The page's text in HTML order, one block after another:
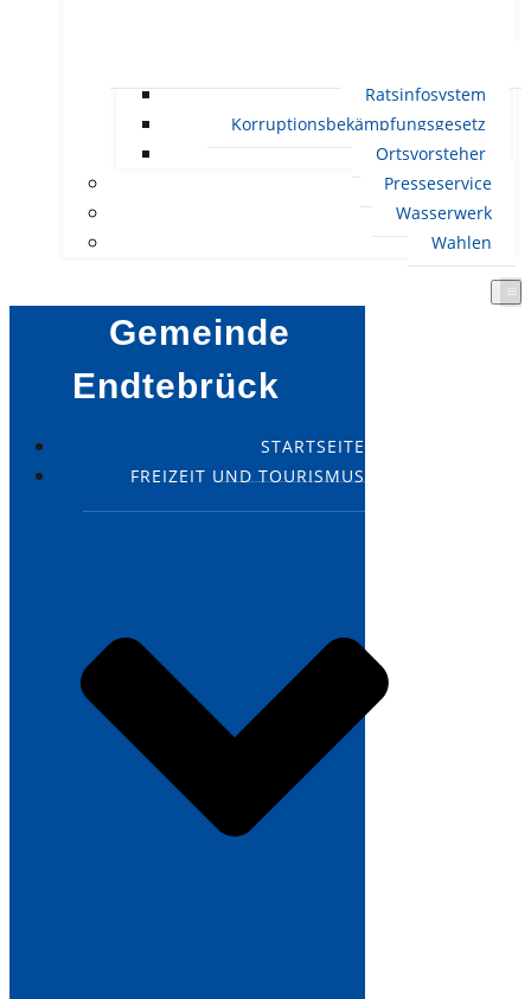
Ratsinfosystem
Korruptionsbekämpfungsgesetz
Ortsvorsteher
Presseservice
Wasserwerk
Wahlen
Gemeinde
Endtebrück
STARTSEITE
FREIZEIT UND TOURISMUS